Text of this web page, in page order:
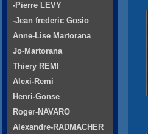
-Pierre LEVY
-Jean frederic Gosio
Anne-Lise Martorana
Jo-Martorana
Thiery REMI
Alexi-Remi
Henri-Gonse
Roger-NAVARO
Alexandre-RADMACHER